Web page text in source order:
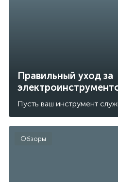
Правильный уход за
Пусть ваш инструмент
Обзоры